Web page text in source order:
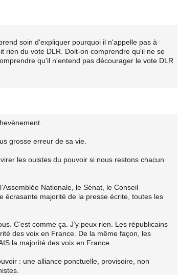
soin d'expliquer pourquoi il n'appelle pas à
rien du vote DLR. Doit-on comprendre qu'il ne se
qu'il n'entend pas décourager le vote DLR
grosse erreur de sa vie.
les ouistes du pouvoir si nous restons chacun
Nationale, le Sénat, le Conseil
écrasante majorité de la presse écrite, toutes les
C’est comme ça. J’y peux rien. Les républicains
des voix en France. De la même façon, les
la majorité des voix en France.
: une alliance ponctuelle, provisoire, non